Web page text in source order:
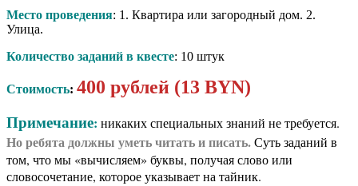
Место проведения: 1. Квартира или загородный дом. 2.
Улица.
Количество заданий в квесте: 10 штук
Стоимость: 400 рублей (13 BYN)
Примечание: никаких специальных знаний не требуется.
Но ребята должны уметь читать и писать.Суть заданий в
том, что мы «вычисляем» буквы, получая слово или
словосочетание, которое указывает на тайник.